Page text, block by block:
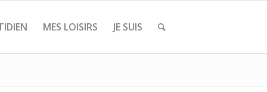
MES LOISIRS JE SUIS